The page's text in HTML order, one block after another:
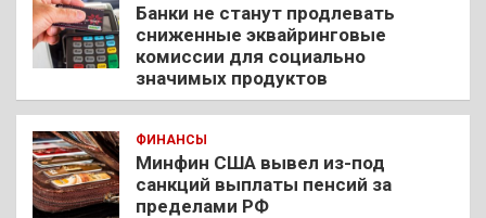
Банки не станут продлевать
сниженные эквайринговые
комиссии для социально
значимых продуктов
ФИНАНСЫ
Минфин США вывел из-под
санкций выплаты пенсий за
пределами РФ